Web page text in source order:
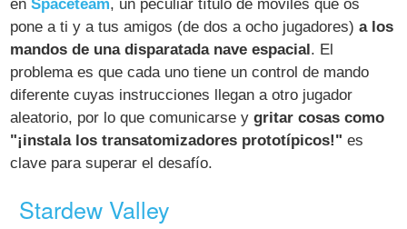
enSpaceteam, un peculiar título de móviles que os
pone a ti y a tus amigos (de dos a ocho jugadores)a los
mandos de una disparatada nave espacial . El
problema es que cada uno tiene un control de mando
diferente cuyas instrucciones llegan a otro jugador
aleatorio, por lo que comunicarse ygritar cosas como
"¡instala los transatomizadores prototípicos!" es
clave para superar el desafío.
Stardew Valley